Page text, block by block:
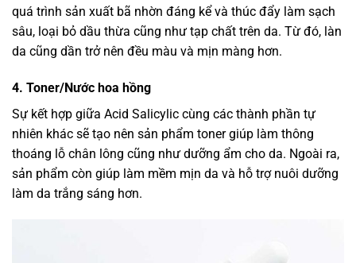
quá trình sản xuất bã nhờn đáng kể và thúc đẩy làm sạch
sâu, loại bỏ dầu thừa cũng như tạp chất trên da. Từ đó, làn
da cũng dần trở nên đều màu và mịn màng hơn.
4. Toner/Nước hoa hồng
Sự kết hợp giữa Acid Salicylic cùng các thành phần tự
nhiên khác sẽ tạo nên sản phẩm toner giúp làm thông
thoáng lỗ chân lông cũng như dưỡng ẩm cho da. Ngoài ra,
sản phẩm còn giúp làm mềm mịn da và hỗ trợ nuôi dưỡng
làm da trắng sáng hơn.